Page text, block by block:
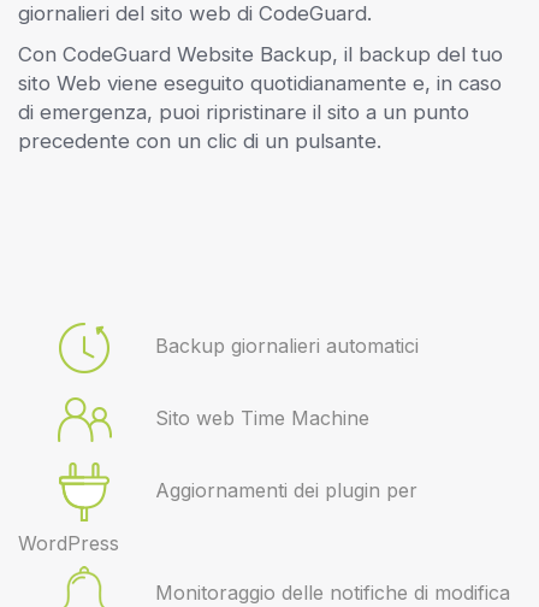
giornalieri del sito web di CodeGuard.
Con CodeGuard Website Backup, il backup del tuo
sito Web viene eseguito quotidianamente e, in caso
di emergenza, puoi ripristinare il sito a un punto
precedente con un clic di un pulsante.
Backup giornalieri automatici
Sito web Time Machine
Aggiornamenti dei plugin per
WordPress
Monitoraggio delle notifiche di modifica